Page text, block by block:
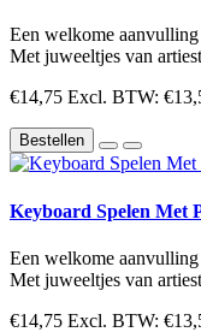
Een welkome
Met juweeltjes van
€14,75 Excl. BTW:
Bestellen
Keyboard Spelen Met
Een welkome
Met juweeltjes van
€14,75 Excl. BTW: